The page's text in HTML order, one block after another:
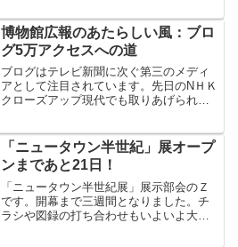
と決まりました...
博物館広報のあたらしい風：ブロ
グ5万アクセスへの道
ブログはテレビ新聞に次ぐ第三のメディ
アとして注目されています。先日のNＨＫ
クローズアップ現代でも取りあげられま
のです。そこに市民管理のブログという
新しい手法をとりいれて...
「ニュータウン半世紀」展オープ
ンまであと21日！
「ニュータウン半世紀展」展示部会のＺ
です。開幕まで三週間となりました。チ
ラシや図録の打ち合わせもいよいよ大詰